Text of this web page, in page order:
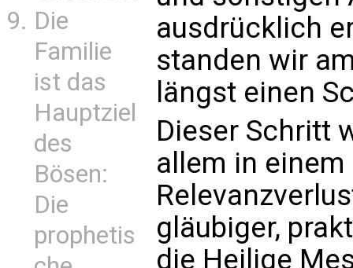
Die
Familie
ist das
Hauptziel
des
Bösen:
Die
prophetis
ausdrücklich
standen wir
längst einen
Dieser Schritt
allem in
gläubiger,
die Heilige